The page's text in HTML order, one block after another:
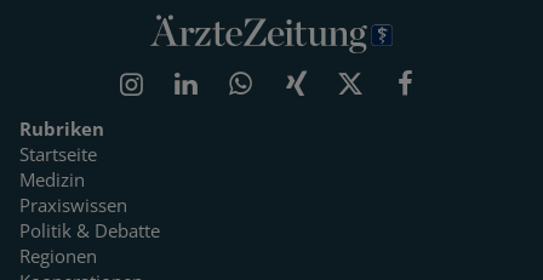
Rubriken
Startseite
Medizin
Praxiswissen
Politik & Debatte
Regionen